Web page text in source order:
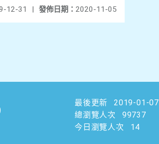
發佈日期： 2020-11-05
12-31 |
最後更新
2019-01-07
總瀏覽人次
99737
今日瀏覽人次
14